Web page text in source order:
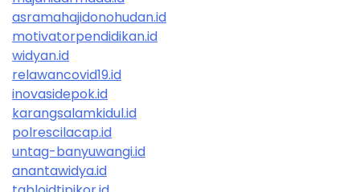
asramahajidonohudan.id
motivatorpendidikan.id
widyan.id
relawancovid19.id
inovasidepok.id
karangsalamkidul.id
polrescilacap.id
untag-banyuwangi.id
anantawidya.id